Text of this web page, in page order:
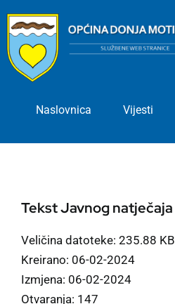
content
Naslovnica Vijesti
Tekst Javnog natječaja
Veličina datoteke: 235.88 KB
Kreirano: 06-02-2024
Izmjena: 06-02-2024
Otvaranja: 147